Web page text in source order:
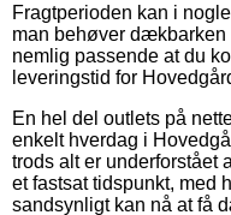
Fragtperioden kan i
man behøver dækbarken
nemlig passende at du
leveringstid for
En hel del outlets på
enkelt hverdag i
trods alt er underforstået
et fastsat tidspunkt, med
sandsynligt kan nå at få